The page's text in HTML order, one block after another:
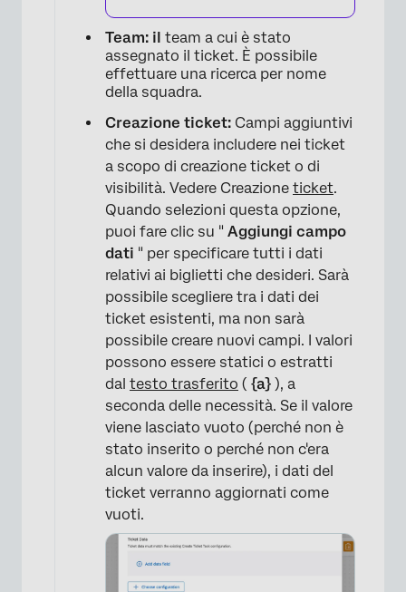
Team: il team a cui è stato
assegnato il ticket. È possibile
effettuare una ricerca per nome
della squadra.
Creazione ticket: Campi aggiuntivi
che si desidera includere nei ticket
a scopo di creazione ticket o di
visibilità. Vedere Creazione ticket.
Quando selezioni questa opzione,
puoi fare clic su " Aggiungi campo
dati " per specificare tutti i dati
relativi ai biglietti che desideri. Sarà
possibile scegliere tra i dati dei
ticket esistenti, ma non sarà
possibile creare nuovi campi. I valori
possono essere statici o estratti
dal testo trasferito ( {a} ), a
seconda delle necessità. Se il valore
viene lasciato vuoto (perché non è
stato inserito o perché non c'era
alcun valore da inserire), i dati del
ticket verranno aggiornati come
vuoti.